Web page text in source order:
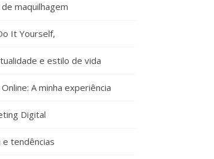
de maquilhagem
It Yourself,
e estilo de vida
A minha experiência
Digital
e tendências